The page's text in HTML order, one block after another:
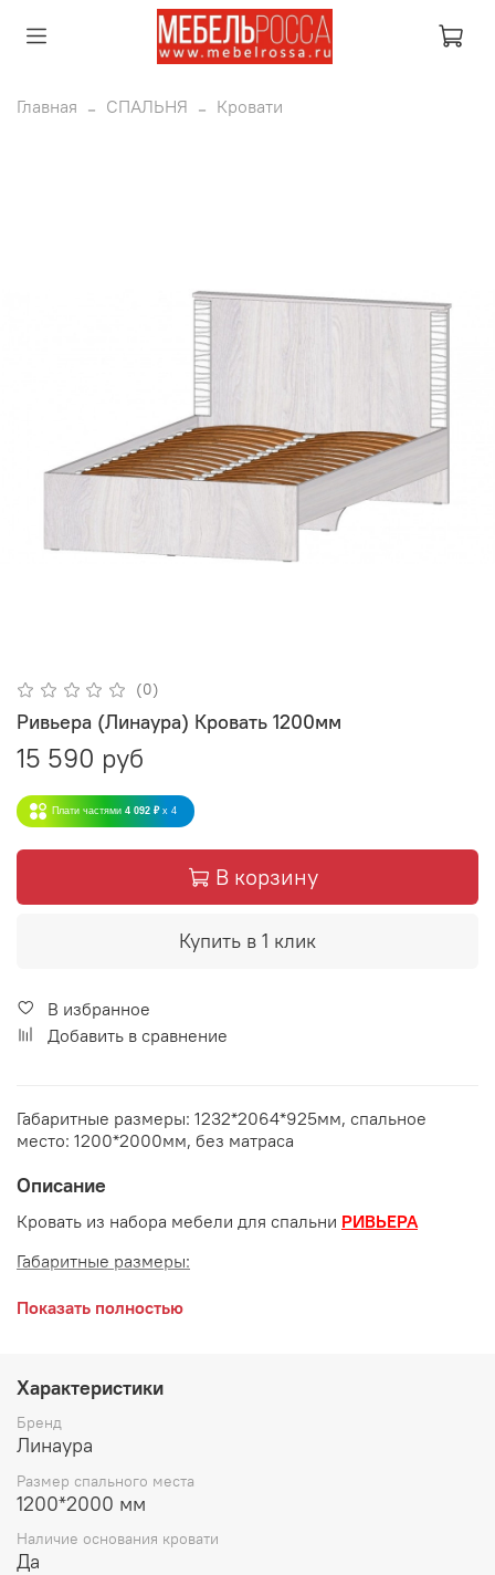
Главная СПАЛЬНЯ Кровати
(0)
Ривьера (Линаура) Кровать 1200мм
15 590 руб
Плати частями 4 092 ₽ x 4
В корзину
Купить в 1 клик
В избранное
Добавить в сравнение
Габаритные размеры: 1232*2064*925мм, спальное
место: 1200*2000мм, без матраса
Описание
Кровать из набора мебели для спальни РИВЬЕРА
Габаритные размеры:
длина 2064 мм
высота 925 мм
Спальное место: 1200*2000 мм
Анкор светлый
Материал:
ЛДСП Анкор светлый, накладки - МДФ Анкор светлый
Показать полностью
Характеристики
Бренд
Линаура
Размер спального места
1200*2000 мм
Наличие основания кровати
Да